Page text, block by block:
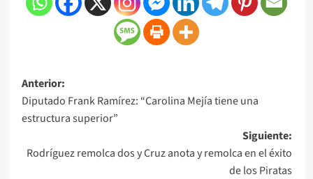
Anterior:
Diputado Frank Ramírez: “Carolina Mejía tiene una
estructura superior”
Siguiente:
Rodríguez remolca dos y Cruz anota y remolca en el éxito
de los Piratas